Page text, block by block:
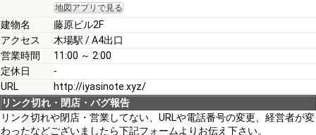
[必須]
[必須]
地図アプリで見る
建物名
藤原ビル2F
アクセス
木場駅 / A4出口
営業時間
11:00 ～ 2:00
定休日
-
URL
http://iyasinote.xyz/
リンク切れ・閉店・バグ報告
リンク切れや閉店・営業してない、URLや電話番号の変更、経営者が変
わったなどございましたら下記フォームよりお伝え下さい。